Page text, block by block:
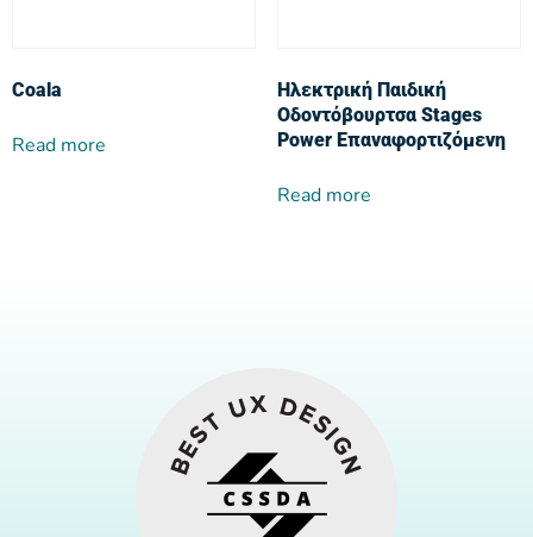
Coala
Read more
Ηλεκτρική Παιδική
Οδοντόβουρτσα Stages
Power Επαναφορτιζόμενη
Read more